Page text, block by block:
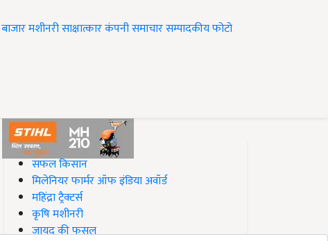
बाजारमशीनरीसाक्षात्कारकंपनी समाचारसम्पादकीयफोटो
#Top on Krishi Jagran
सफल किसान
मिलेनियर फार्मर ऑफ इंडिया अवॉर्ड
महिंद्रा ट्रैक्टर्स
कृषि मशीनरी
जायद की फसल